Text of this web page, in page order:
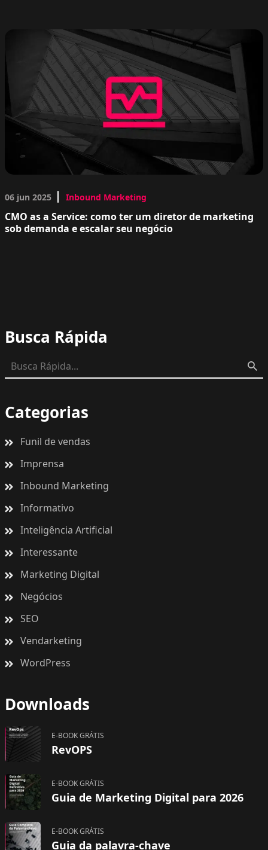
06 jun 2025 Inbound Marketing
CMO as a Service: como ter um diretor de marketing
sob demanda e escalar seu negócio
Busca Rápida
Categorias
Funil de vendas
Imprensa
Inbound Marketing
Informativo
Inteligência Artificial
Interessante
Marketing Digital
Negócios
SEO
Vendarketing
WordPress
Downloads
E-BOOK GRÁTIS
RevOPS
E-BOOK GRÁTIS
Guia de Marketing Digital para 2026
E-BOOK GRÁTIS
Guia da palavra-chave